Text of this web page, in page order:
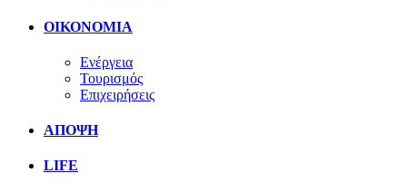
ΟΙΚΟΝΟΜΙΑ
Ενέργεια
Τουρισμός
Επιχειρήσεις
ΑΠΟΨΗ
LIFE